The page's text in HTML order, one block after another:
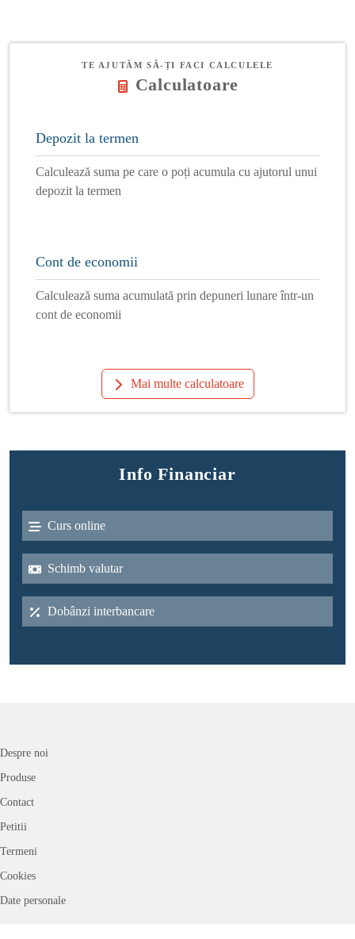
TE AJUTĂM SĂ-ȚI FACI CALCULELE
Calculatoare
Depozit la termen
Calculează suma pe care o poți acumula cu ajutorul unui
depozit la termen
Cont de economii
Calculează suma acumulată prin depuneri lunare într-un
cont de economii
Mai multe calculatoare
Info Financiar
Curs online
Schimb valutar
Dobânzi interbancare
Despre noi
Produse
Contact
Petitii
Termeni
Cookies
Date personale